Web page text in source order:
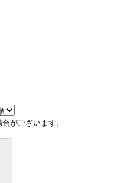
がございます。